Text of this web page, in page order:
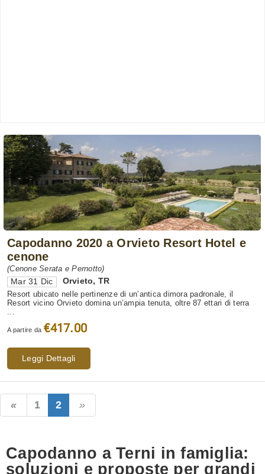
Capodanno 2020 a Orvieto Resort Hotel e
cenone
(Cenone Serata e Pernotto)
Mar 31 Dic Orvieto, TR
Resort ubicato nelle pertinenze di un’antica dimora padronale, il
Resort vicino Orvieto domina un’ampia tenuta, oltre 87 ettari di terra
...
A partire da €417.00
Leggi Dettagli
1 2
Capodanno a Terni in famiglia:
soluzioni e proposte per grandi